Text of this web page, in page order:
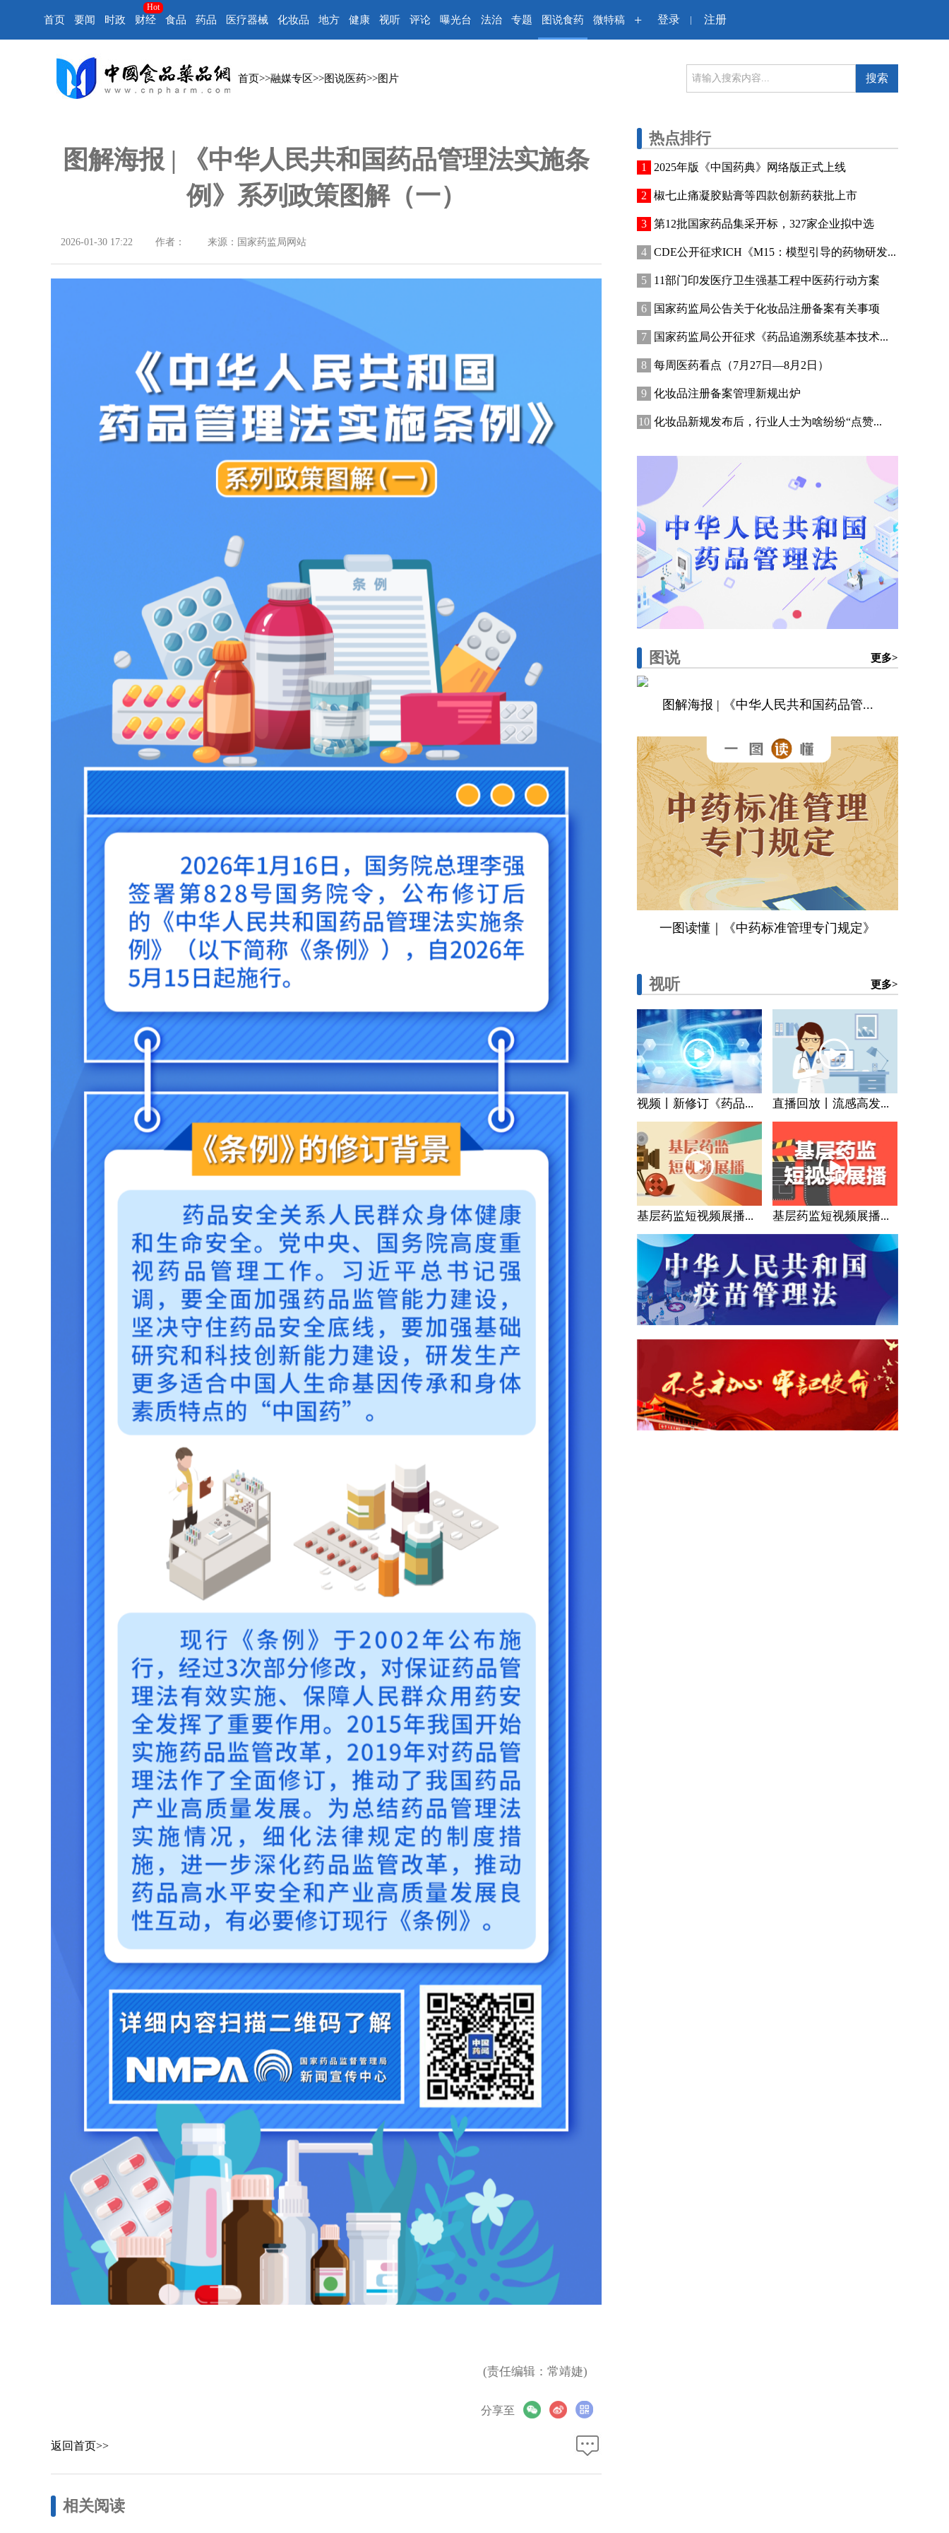
首页 要闻 时政 财经
Hot
食品 药品 医疗器械 化妆品 地方 健康 视听 评论 曝光台 法治 专题 图说食药 微特稿 + 登录 | 注册
首页>>融媒专区>>图说医药>>图片 搜索
图解海报 | 《中华人民共和国药品管理法实施条
例》系列政策图解（一）
2026-01-30 17:22 作者： 来源：国家药监局网站
(责任编辑：常靖婕)
分享至
返回首页>>
相关阅读
热点排行
2025年版《中国药典》网络版正式上线
椒七止痛凝胶贴膏等四款创新药获批上市
第12批国家药品集采开标，327家企业拟中选
CDE公开征求ICH《M15：模型引导的药物研发...
11部门印发医疗卫生强基工程中医药行动方案
国家药监局公告关于化妆品注册备案有关事项
国家药监局公开征求《药品追溯系统基本技术...
每周医药看点（7月27日—8月2日）
化妆品注册备案管理新规出炉
化妆品新规发布后，行业人士为啥纷纷“点赞...
图说 更多>
图解海报 | 《中华人民共和国药品管...
一图读懂｜《中药标准管理专门规定》
视听 更多>
视频丨新修订《药品... 直播回放丨流感高发...
基层药监短视频展播... 基层药监短视频展播...